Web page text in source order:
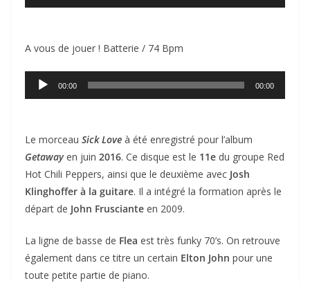
audio
A vous de jouer ! Batterie / 74 Bpm
Lecteur
audio
00:00 00:00
Le morceau Sick Love à été enregistré pour l’album
Getawayen juin 2016. Ce disque est le 11e du groupe Red
Hot Chili Peppers, ainsi que le deuxième avec Josh
Klinghoffer à la guitare. Il a intégré la formation après le
départ de John Frusciante en 2009.
La ligne de basse de Flea est très funky 70’s. On retrouve
également dans ce titre un certain Elton John pour une
toute petite partie de piano.